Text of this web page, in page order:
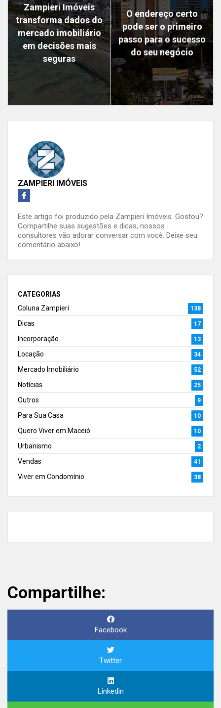
Zampieri Imóveis
transforma dados do
mercado imobiliário
em decisões mais
seguras
O endereço certo
pode ser o primeiro
passo para o sucesso
do seu negócio
ZAMPIERI IMÓVEIS
Este artigo foi produzido pela Zampieri Imóveis. Gostou?
Compartilhe suas sugestões e dicas, nossos
consultores vão adorar conversar com você. Deixe seu
comentário abaixo!
CATEGORIAS
Coluna Zampieri
138
Dicas 17
Incorporação 13
Locação 34
Mercado Imobiliário 52
Notícias 25
Outros 9
Para Sua Casa 10
Quero Viver em Maceió 10
Urbanismo 2
Vendas 41
Viver em Condomínio 38
Compartilhe:
Facebook
Twitter
Linkedin